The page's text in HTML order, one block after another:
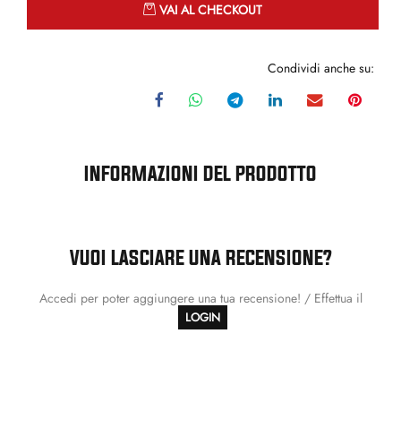
VAI AL CHECKOUT
Condividi anche su:
INFORMAZIONI DEL PRODOTTO
VUOI LASCIARE UNA RECENSIONE?
Accedi per poter aggiungere una tua recensione! / Effettua il
LOGIN